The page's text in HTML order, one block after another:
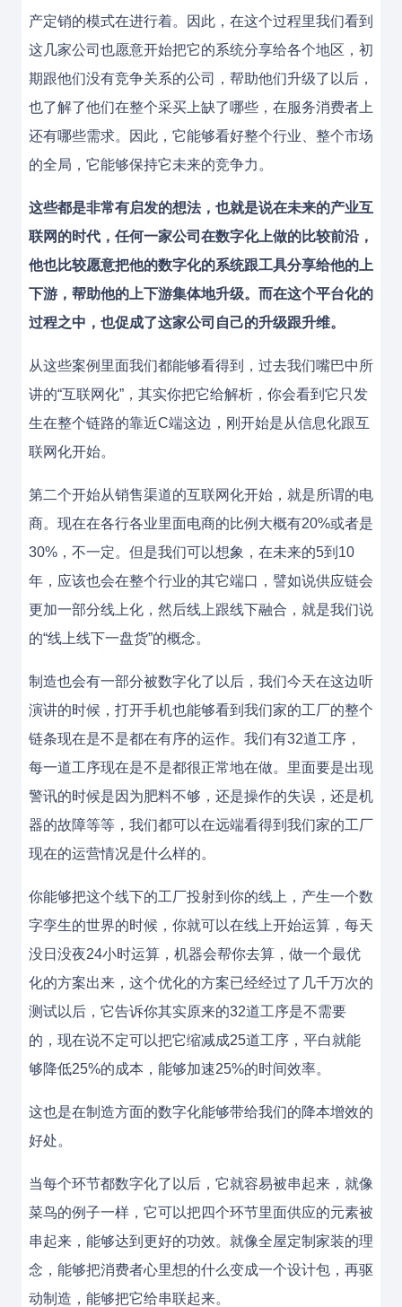
产定销的模式在进行着。因此，在这个过程里我们看到
这几家公司也愿意开始把它的系统分享给各个地区，初
期跟他们没有竞争关系的公司，帮助他们升级了以后，
也了解了他们在整个采买上缺了哪些，在服务消费者上
还有哪些需求。因此，它能够看好整个行业、整个市场
的全局，它能够保持它未来的竞争力。
这些都是非常有启发的想法，也就是说在未来的产业互
联网的时代，任何一家公司在数字化上做的比较前沿，
他也比较愿意把他的数字化的系统跟工具分享给他的上
下游，帮助他的上下游集体地升级。而在这个平台化的
过程之中，也促成了这家公司自己的升级跟升维。
从这些案例里面我们都能够看得到，过去我们嘴巴中所
讲的“互联网化”，其实你把它给解析，你会看到它只发
生在整个链路的靠近C端这边，刚开始是从信息化跟互
联网化开始。
第二个开始从销售渠道的互联网化开始，就是所谓的电
商。现在在各行各业里面电商的比例大概有20%或者是
30%，不一定。但是我们可以想象，在未来的5到10
年，应该也会在整个行业的其它端口，譬如说供应链会
更加一部分线上化，然后线上跟线下融合，就是我们说
的“线上线下一盘货”的概念。
制造也会有一部分被数字化了以后，我们今天在这边听
演讲的时候，打开手机也能够看到我们家的工厂的整个
链条现在是不是都在有序的运作。我们有32道工序，
每一道工序现在是不是都很正常地在做。里面要是出现
警讯的时候是因为肥料不够，还是操作的失误，还是机
器的故障等等，我们都可以在远端看得到我们家的工厂
现在的运营情况是什么样的。
你能够把这个线下的工厂投射到你的线上，产生一个数
字孪生的世界的时候，你就可以在线上开始运算，每天
没日没夜24小时运算，机器会帮你去算，做一个最优
化的方案出来，这个优化的方案已经经过了几千万次的
测试以后，它告诉你其实原来的32道工序是不需要
的，现在说不定可以把它缩减成25道工序，平白就能
够降低25%的成本，能够加速25%的时间效率。
这也是在制造方面的数字化能够带给我们的降本增效的
好处。
当每个环节都数字化了以后，它就容易被串起来，就像
菜鸟的例子一样，它可以把四个环节里面供应的元素被
串起来，能够达到更好的功效。就像全屋定制家装的理
念，能够把消费者心里想的什么变成一个设计包，再驱
动制造，能够把它给串联起来。